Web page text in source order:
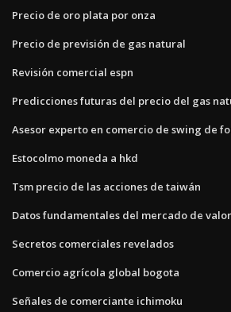
Precio de oro plata por onza
Precio de previsión de gas natural
Revisión comercial espn
Predicciones futuras del precio del gas
Asesor experto en comercio de swing de
Estocolmo moneda a hkd
Tsm precio de las acciones de taiwán
Datos fundamentales del mercado de
Secretos comerciales revelados
Comercio agrícola global bogota
Señales de comerciante ichimoku